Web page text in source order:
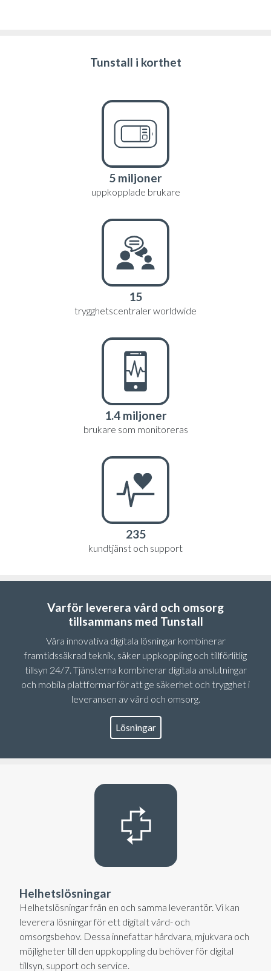
Tunstall i korthet
5 miljoner
uppkopplade brukare
15
trygghetscentraler worldwide
1.4 miljoner
brukare som monitoreras
235
kundtjänst och support
Varför leverera vård och omsorg
tillsammans med Tunstall
Våra innovativa digitala lösningar kombinerar
framtidssäkrad teknik, säker uppkoppling och tillförlitlig
tillsyn 24/7. Tjänsterna kombinerar digitala anslutningar
och mobila plattformar för att ge säkerhet och trygghet i
leveransen av vård och omsorg.
Lösningar
Helhetslösningar
Helhetslösningar från en och samma leverantör. Vi kan
leverera lösningar för ett digitalt vård- och
omsorgsbehov. Dessa innefattar hårdvara, mjukvara och
möjligheter till den uppkoppling du behöver för digital
tillsyn, support och service.